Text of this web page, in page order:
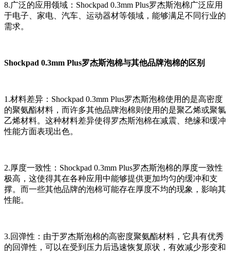
8.广泛的应用领域：Shockpad 0.3mm Plus罗杰斯泡棉广泛应用
于电子、家电、汽车、运动器材等领域，能够满足不同行业的
需求。
Shockpad 0.3mm Plus罗杰斯泡棉与其他品牌泡棉的区别
1.材料差异：Shockpad 0.3mm Plus罗杰斯泡棉使用的是高密度
的聚氨酯材料，而许多其他品牌泡棉则使用的是聚乙烯或聚氯
乙烯材料。这种材料差异使得罗杰斯泡棉在减震、绝缘和缓冲
性能方面表现出色。
2.厚度一致性：Shockpad 0.3mm Plus罗杰斯泡棉的厚度一致性
极高，这使得其在各种应用中能够提供更加均匀的缓冲和支
撑。而一些其他品牌的泡棉可能存在厚度不均的现象，影响其
性能。
3.回弹性：由于罗杰斯泡棉的高密度聚氨酯材料，它具有优秀
的回弹性，可以在受到压力后迅速恢复原状，有效减少形变和